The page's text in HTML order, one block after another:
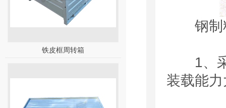
铁皮框周转箱
钢制
1、采
装载能